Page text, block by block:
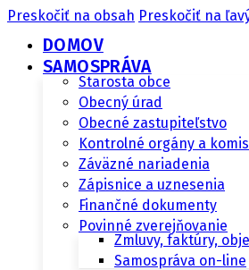
Preskočiť na obsah Preskočiť na
DOMOV
SAMOSPRÁVA
Starosta obce
Obecný úrad
Obecné zastupiteľstvo
Kontrolné orgány a
Záväzné nariadenia
Zápisnice a uznesenia
Finančné dokumenty
Povinné zverejňovanie
Zmluvy, faktúry,
Samospráva on-line